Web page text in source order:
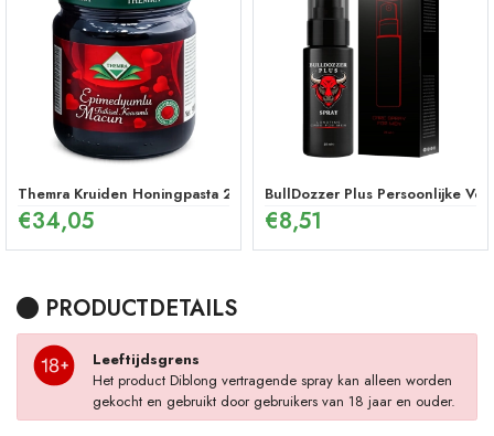
Themra Kruiden Honingpasta 240 g – Energetische Mix
€34,05
BullDozzer Plus Persoonlijke
€8,51
PRODUCTDETAILS
Leeftijdsgrens
Het product Diblong vertragende spray kan alleen worden
gekocht en gebruikt door gebruikers van 18 jaar en ouder.